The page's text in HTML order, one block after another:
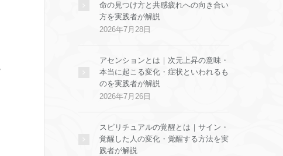
命の見つけ方と共感疲れへの向き合い
方を実践者が解説
2026年7月28日
アセンションとは｜次元上昇の意味・
本当に起こる変化・症状といわれるも
のを実践者が解説
2026年7月26日
スピリチュアルの覚醒とは｜サイン・
覚醒した人の変化・覚醒する方法を実
践者が解説